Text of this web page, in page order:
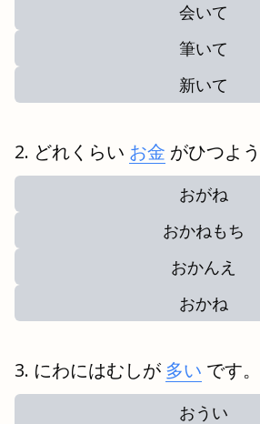
会いて
筆いて
新いて
どれくらい お金 がひつよ
おがね
おかねもち
おかんえ
おかね
にわにはむしが 多い です。
おうい